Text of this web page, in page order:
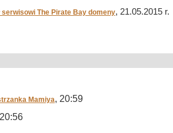
serwisowi The Pirate Bay domeny, 21.05.2015 r.
Mamiya, 20:59